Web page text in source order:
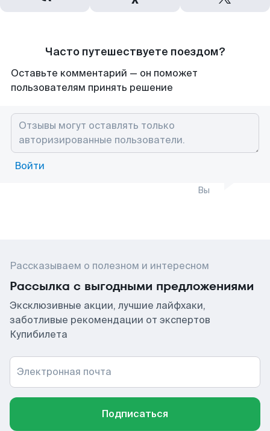
Часто путешествуете поездом?
Оставьте комментарий — он поможет
пользователям принять решение
Войти
Вы
Рассказываем о полезном и интересном
Рассылка с выгодными предложениями
Эксклюзивные акции, лучшие лайфхаки,
заботливые рекомендации от экспертов
Купибилета
Электронная почта
Подписаться